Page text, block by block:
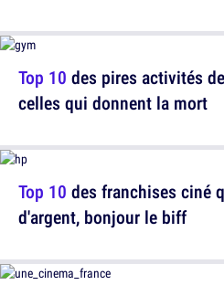
Top 10 des pires activités
celles qui donnent la mort
Top 10 des franchises ciné
d'argent, bonjour le biff